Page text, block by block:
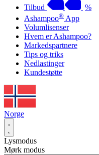
Tilbud
%
Ashampoo® App
Volumlisenser
Hvem er Ashampoo?
Markedspartnere
Tips og triks
Nedlastinger
Kundestøtte
Norge
Lysmodus
Mørk modus